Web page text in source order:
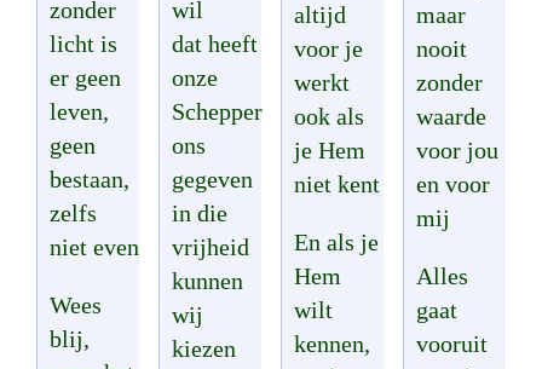
zonder
licht is
er geen
leven,
geen
bestaan,
zelfs
niet even
Wees
blij,
wil
dat heeft
onze
Schepper
ons
gegeven
in die
vrijheid
kunnen
wij
kiezen
altijd
voor je
werkt
ook als
je Hem
niet kent
En als je
Hem
wilt
kennen,
maar
nooit
zonder
waarde
voor jou
en voor
mij
Alles
gaat
vooruit